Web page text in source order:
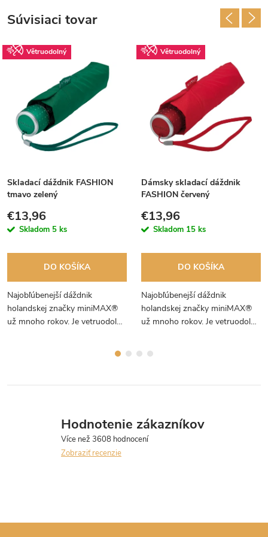
Súvisiaci tovar
Větruodolný
Skladací dáždnik FASHION
tmavo zelený
€13,96
Skladom 5 ks
DO KOŠÍKA
Najobľúbenejší dáždnik
holandskej značky miniMAX®
už mnoho rokov. Je vetruodolný,
Větruodolný
Dámsky skladací dáždnik
FASHION červený
€13,96
Skladom 15 ks
DO KOŠÍKA
Najobľúbenejší dáždnik
holandskej značky miniMAX®
už mnoho rokov. Je vetruodolný,
má ideálnu veľkosť.
Hodnotenie zákazníkov
Zobraziť recenzie